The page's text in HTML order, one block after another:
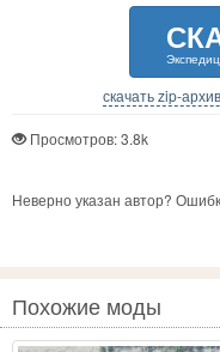
скачать zip-
Просмотров: 3.8k
Неверно указан автор?
Похожие моды